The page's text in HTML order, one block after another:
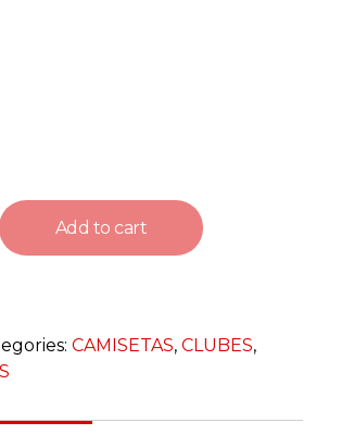
Add to cart
CAMISETAS, CLUBES,